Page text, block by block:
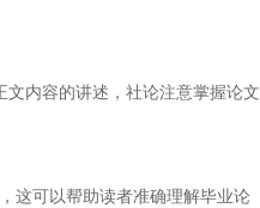
内容的讲述，社论注意掌握论文
这可以帮助读者准确理解毕业论